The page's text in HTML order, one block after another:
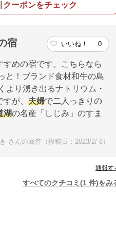
クーポンをチェック
宿 いいね！ 0
すめの宿です。こちらなら
と！ブランド食材和牛の島
より湧き出るナトリウム・
すが、 夫婦で二人っきりの
湖の名産「しじみ」のすま
さんの回答（投稿日：2023/2/ 8）
通報す
すべてのクチコミ(1 件)をみ